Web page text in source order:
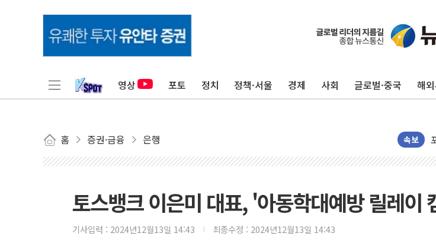
영상 포토 정치 정책·서울 경제 사회 글로벌·중국 해
홈 증권·금융 은행 속보
[
토스뱅크 이은미 대표, '아동학대예방 릴레이
기사입력 : 2024년12월13일 14:43 최종수정 : 2024년12월13일 14:43